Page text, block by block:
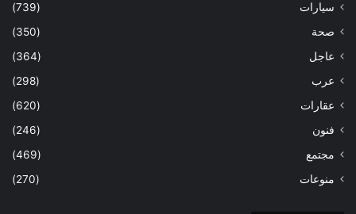
سيارات
(739)
صحة
(350)
عاجل
(364)
عرب
(298)
عقارات
(620)
فنون
(246)
مجتمع
(469)
منوعات
(270)